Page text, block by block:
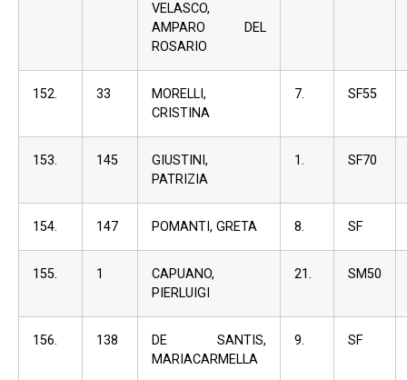
VELASCO,
AMPARO DEL
ROSARIO
152. 33
MORELLI,
CRISTINA
7. SF55
153. 145
GIUSTINI,
PATRIZIA
1. SF70
154. 147 POMANTI, GRETA 8. SF
155. 1
CAPUANO,
PIERLUIGI
21. SM50
156. 138
DE SANTIS,
MARIACARMELLA
9. SF